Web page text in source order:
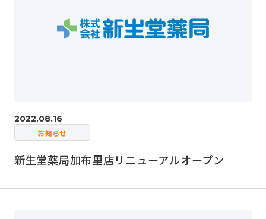
2022.08.16
お知らせ
新生堂薬局加布里店リニューアルオープン